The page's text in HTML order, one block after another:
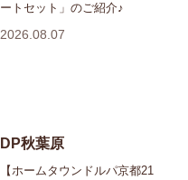
ートセット」のご紹介♪
2026.08.07
DP秋葉原
【ホームタウンドルパ京都21